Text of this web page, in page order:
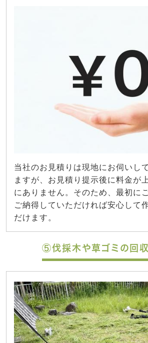
当社のお見積りは現地にお伺いし
ますが、お見積り提示後に料金が
にありません。そのため、最初に
ご納得していただければ安心して
だけます。
⑤伐採木や草ゴミの回収